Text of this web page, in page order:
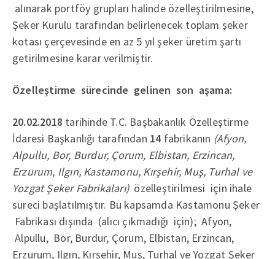
alınarak portföy grupları halinde özelleştirilmesine,
Şeker Kurulu tarafından belirlenecek toplam şeker
kotası çerçevesinde en az 5 yıl şeker üretim şartı
getirilmesine karar verilmiştir.
Özelleştirme sürecinde gelinen son aşama:
20.02.2018 tarihinde T.C. Başbakanlık Özelleştirme
İdaresi Başkanlığı tarafından 14 fabrikanın (Afyon,
Alpullu, Bor, Burdur, Çorum, Elbistan, Erzincan,
Erzurum, Ilgın, Kastamonu, Kırşehir, Muş, Turhal ve
Yozgat Şeker Fabrikaları)özelleştirilmesi için ihale
süreci başlatılmıştır. Bu kapsamda Kastamonu Şeker
Fabrikası dışında (alıcı çıkmadığı için); Afyon,
Alpullu, Bor, Burdur, Çorum, Elbistan, Erzincan,
Erzurum, Ilgın, Kırşehir, Muş, Turhal ve Yozgat Şeker